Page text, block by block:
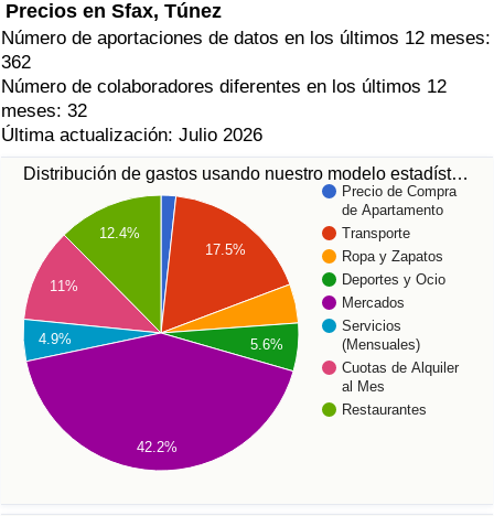
Precios en Sfax, Túnez
Número de aportaciones de datos en los últimos 12 meses:
362
Número de colaboradores diferentes en los últimos 12
meses: 32
Última actualización: Julio 2026
Distribución de gastos usando nuestro modelo estadíst…
Precio de Compra
de Apartamento
Transporte
Ropa y Zapatos
Deportes y Ocio
Mercados
Servicios
(Mensuales)
Cuotas de Alquiler
al Mes
Restaurantes
17.5%
5.6%
12.4%
11%
4.9%
42.2%